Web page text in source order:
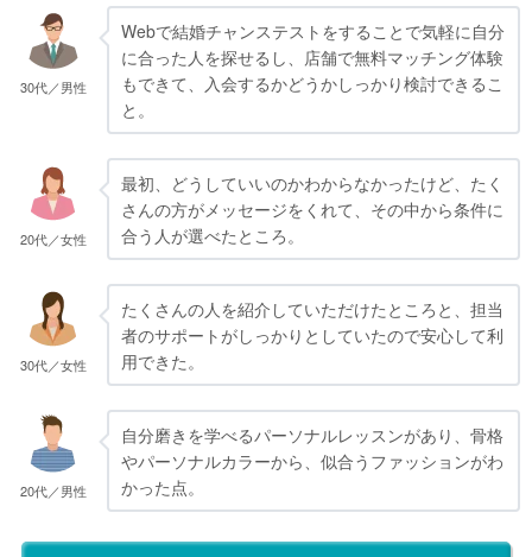
30代／男性
Webで結婚チャンステストをすることで気軽に自分
に合った人を探せるし、店舗で無料マッチング体験
もできて、入会するかどうかしっかり検討できるこ
と。
20代／女性
最初、どうしていいのかわからなかったけど、たく
さんの方がメッセージをくれて、その中から条件に
合う人が選べたところ。
30代／女性
たくさんの人を紹介していただけたところと、担当
者のサポートがしっかりとしていたので安心して利
用できた。
20代／男性
自分磨きを学べるパーソナルレッスンがあり、骨格
やパーソナルカラーから、似合うファッションがわ
かった点。